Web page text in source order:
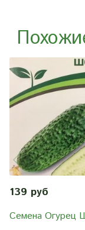
139 руб
Семена Огурец